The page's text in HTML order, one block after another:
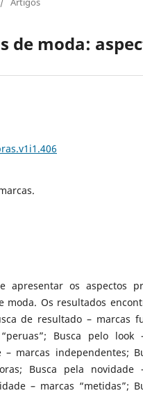
de moda:
apresentar os aspectos
moda. Os resultados
de resultado – marcas
Busca pelo look
– marcas independentes;
Busca pela novidade
– marcas “metidas”;